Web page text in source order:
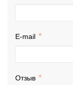
E-mail
Отзыв